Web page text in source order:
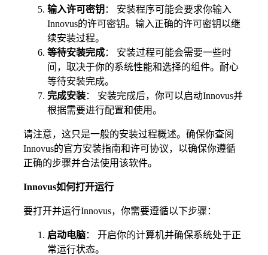
输入许可密钥 ： 安装程序可能会要求你输入
Innovus的许可密钥。输入正确的许可密钥以继
续安装过程。
等待安装完成： 安装过程可能会需要一些时
间，取决于你的系统性能和选择的组件。耐心
等待安装完成。
完成安装： 安装完成后，你可以启动Innovus并
根据需要进行配置和使用。
请注意，这只是一般的安装过程概述。确保你查阅
Innovus的官方安装指南和许可协议，以确保你遵循
正确的步骤并合法使用该软件。
Innovus如何打开运行
要打开并运行Innovus，你需要遵循以下步骤：
启动电脑： 开启你的计算机并确保系统处于正
常运行状态。